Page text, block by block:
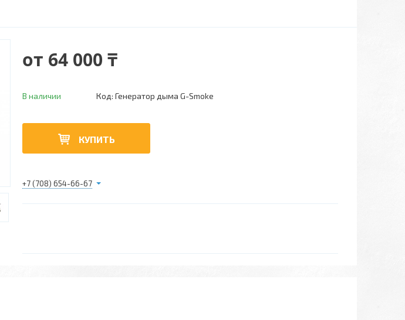
от 64 000 ₸
В наличии Код: Генератор дыма G-Smoke
КУПИТЬ
+7 (708) 654-66-67